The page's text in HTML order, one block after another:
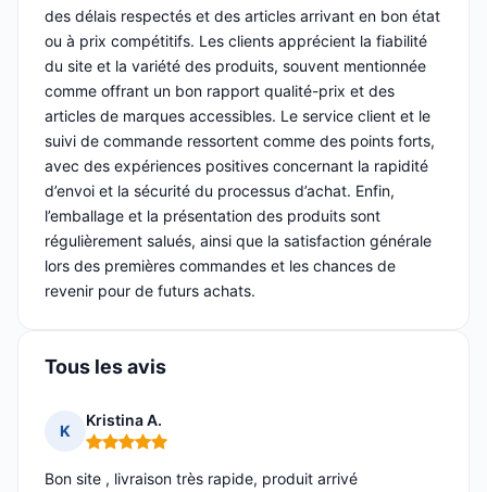
des délais respectés et des articles arrivant en bon état
ou à prix compétitifs. Les clients apprécient la fiabilité
du site et la variété des produits, souvent mentionnée
comme offrant un bon rapport qualité-prix et des
articles de marques accessibles. Le service client et le
suivi de commande ressortent comme des points forts,
avec des expériences positives concernant la rapidité
d’envoi et la sécurité du processus d’achat. Enfin,
l’emballage et la présentation des produits sont
régulièrement salués, ainsi que la satisfaction générale
lors des premières commandes et les chances de
revenir pour de futurs achats.
Tous les avis
K
Kristina A.
Note : 5 sur 5
Bon site , livraison très rapide, produit arrivé